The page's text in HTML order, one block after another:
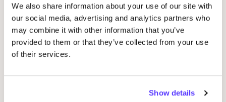
We also share information about your use of our site with
our social media, advertising and analytics partners who
may combine it with other information that you’ve
provided to them or that they’ve collected from your use
of their services.
Show details
14 AUG